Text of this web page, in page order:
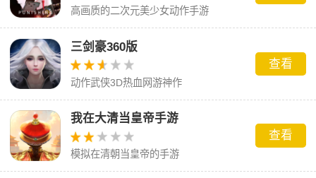
高画质的二次元美少女动作手游
三剑豪360版
动作武侠3D热血网游神作
查看
我在大清当皇帝手游
模拟在清朝当皇帝的手游
查看